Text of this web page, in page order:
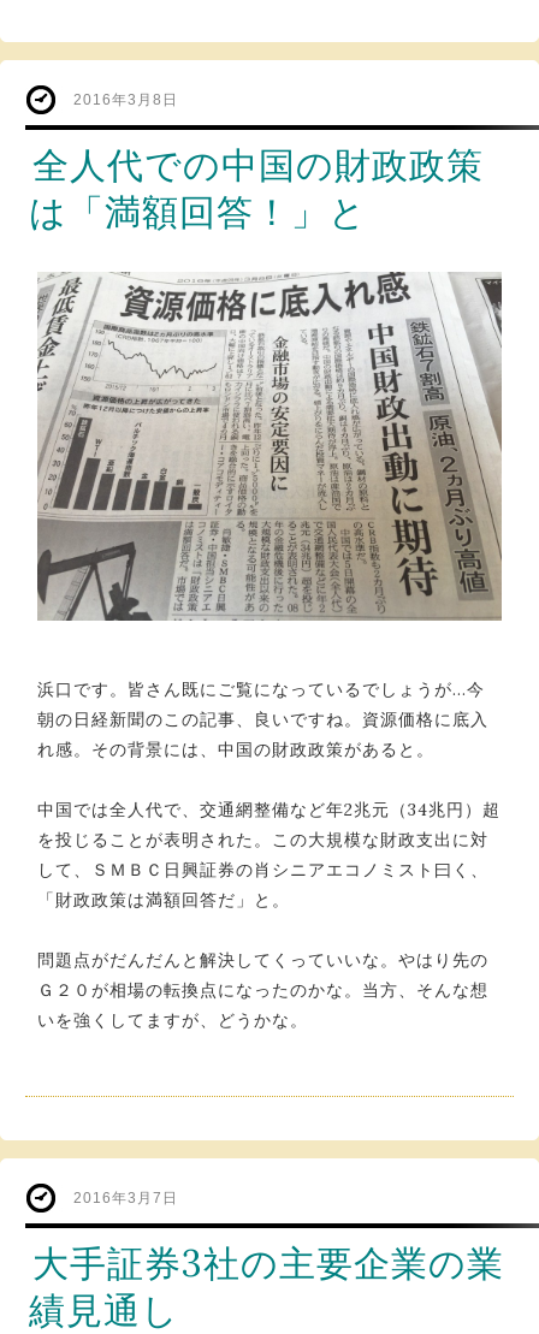
2016年3月8日
全人代での中国の財政政策
は「満額回答！」と
浜口です。皆さん既にご覧になっているでしょうが…今
朝の日経新聞のこの記事、良いですね。資源価格に底入
れ感。その背景には、中国の財政政策があると。
中国では全人代で、交通網整備など年2兆元（34兆円）超
を投じることが表明された。この大規模な財政支出に対
して、ＳＭＢＣ日興証券の肖シニアエコノミスト曰く、
「財政政策は満額回答だ」と。
問題点がだんだんと解決してくっていいな。やはり先の
Ｇ２０が相場の転換点になったのかな。当方、そんな想
いを強くしてますが、どうかな。
2016年3月7日
大手証券3社の主要企業の業
績見通し